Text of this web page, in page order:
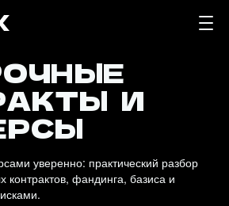
И
уверенно: практический разбор
контрактов, фандинга, базиса и